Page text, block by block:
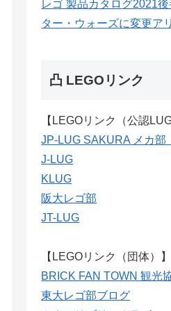
レゴ 製品カタログ2021
ター・ウォーズに変更アリ
凸 LEGOリンク
【LEGOリンク（公認LUG
JP-LUG SAKURA メカ部
J-LUG
KLUG
阪大レゴ部
JT-LUG
【LEGOリンク（団体）】
BRICK FAN TOWN 観光
東大レゴ部ブログ